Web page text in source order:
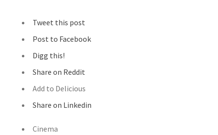
Tweet this post
Post to Facebook
Digg this!
Share on Reddit
Add to Delicious
Share on Linkedin
Cinema